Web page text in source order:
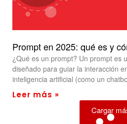
Prompt en 2025: qué es y
¿Qué es un prompt? Un prompt es
diseñado para guiar la interacción
inteligencia artificial (como un
Leer más »
Cargar